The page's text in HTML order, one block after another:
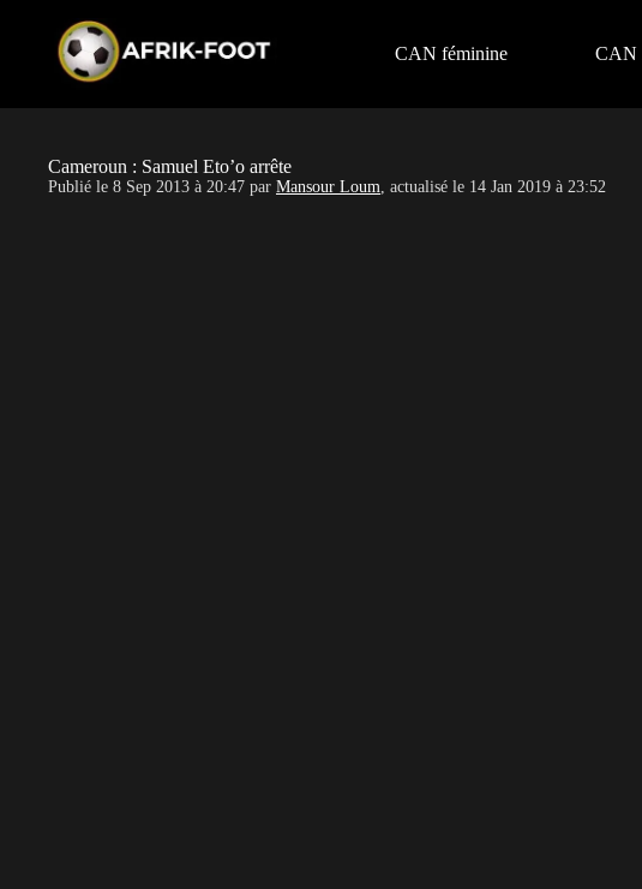
CAN féminine CAN
Cameroun : Samuel Eto’o arrête
Publié le 8 Sep 2013 à 20:47 par Mansour Loum, actualisé le 14 Jan 2019 à 23:52